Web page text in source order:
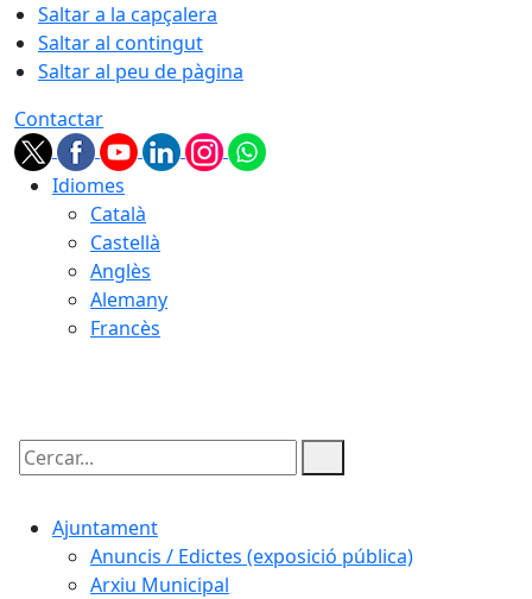
Saltar a la capçalera
Saltar al contingut
Saltar al peu de pàgina
Contactar
Idiomes
Català
Castellà
Anglès
Alemany
Francès
Cercar:
Ajuntament
Anuncis / Edictes (exposició pública)
Arxiu Municipal